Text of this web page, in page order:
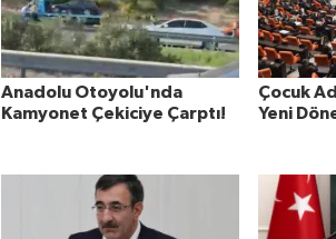
Anadolu Otoyolu'nda
Kamyonet Çekiciye Çarptı!
Çocuk
Yeni